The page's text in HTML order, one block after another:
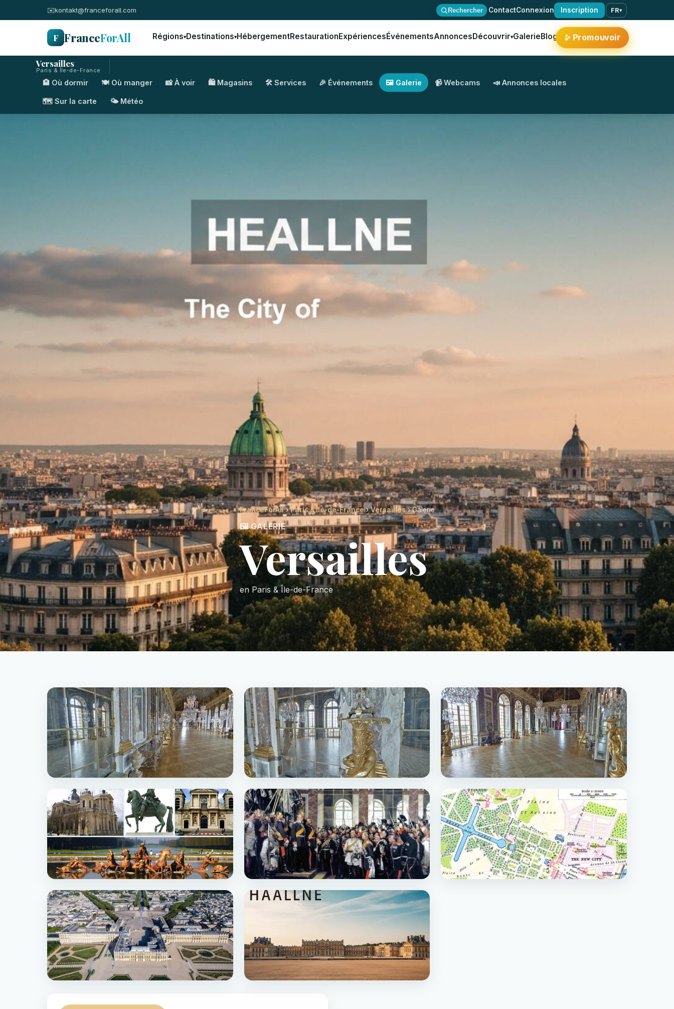
✉️kontakt@franceforall.com Rechercher ·ContactConnexion Inscription FR▾
F FranceForAll Régions▾Destinations▾HébergementRestaurationExpériencesÉvénementsAnnoncesDécouvrir▾GalerieBlog ✨Promouvoir
Versailles
Paris & Île-de-France
🏨 Où dormir 🍽️ Où manger 📸 À voir 🛍️ Magasins 🛠️ Services 🎉 Événements 🖼️ Galerie 📹 Webcams 📣 Annonces locales
🗺️ Sur la carte 🌤️ Météo
FranceForAll›Paris & Île-de-France›Versailles› Galerie
🖼️ GALERIE
Versailles
en Paris & Île-de-France